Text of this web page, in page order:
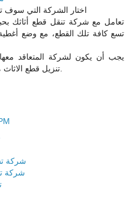
- اختار الشركة التي
تسع كافة تلك القطع، مع وضع
2018 12:09 PM
شركة
شركة